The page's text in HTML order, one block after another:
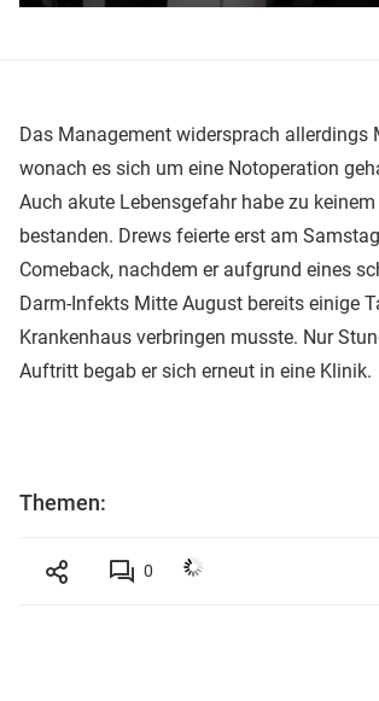
Das Management widersprach allerdings
wonach es sich um eine Notoperation
Auch akute Lebensgefahr habe zu
bestanden. Drews feierte erst am
Comeback, nachdem er aufgrund eines
Darm-Infekts Mitte August bereits einige
Krankenhaus verbringen musste. Nur
Auftritt begab er sich erneut in eine Klinik.
Themen:
0